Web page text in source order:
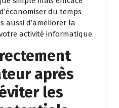
du temps
aussi d’améliorer la
activité informatique.
après
les